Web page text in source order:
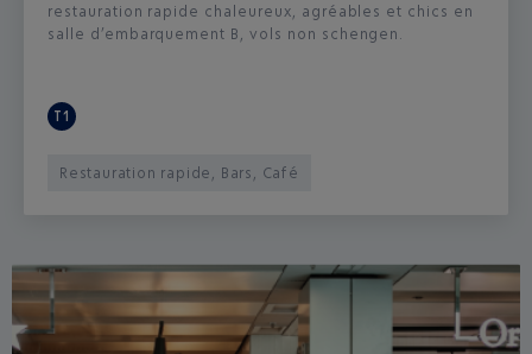
restauration rapide chaleureux, agréables et chics en
salle d’embarquement B, vols non schengen.
T1
Restauration rapide, Bars, Café